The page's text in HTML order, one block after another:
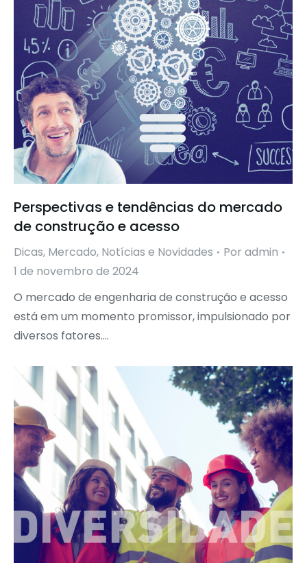
Perspectivas e tendências do mercado
de construção e acesso
Dicas, Mercado, Notícias e Novidades Por admin
1 de novembro de 2024
O mercado de engenharia de construção e acesso
está em um momento promissor, impulsionado por
diversos fatores….